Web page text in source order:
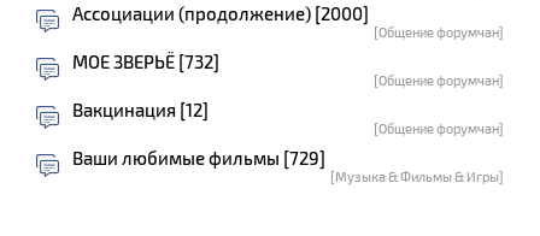
Ассоциации (продолжение) [2000]
[Общение форумчан]
МОЕ ЗВЕРЬЁ [732]
[Общение форумчан]
Вакцинация [12]
[Общение форумчан]
Ваши любимые фильмы [729]
[Музыка & Фильмы & Игры]